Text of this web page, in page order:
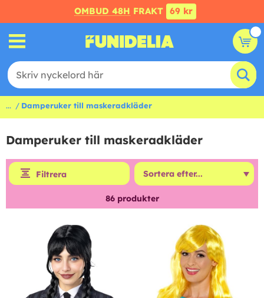
OMBUD 48H FRAKT 69 kr
... Damperuker till maskeradkläder
Damperuker till maskeradkläder
Filtrera
86produkter